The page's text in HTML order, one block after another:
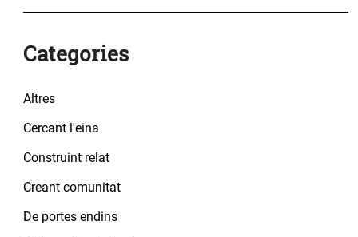
Categories
Altres
Cercant l'eina
Construint relat
Creant comunitat
De portes endins